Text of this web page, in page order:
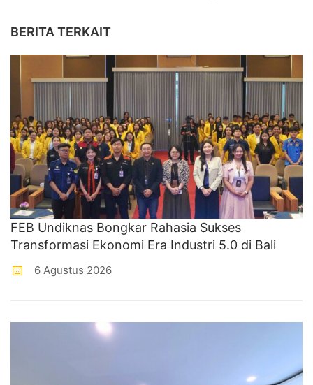
BERITA TERKAIT
FEB Undiknas Bongkar Rahasia Sukses
Transformasi Ekonomi Era Industri 5.0 di Bali
6 Agustus 2026